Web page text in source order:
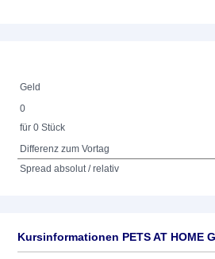
Geld
0
für 0 Stück
Differenz zum Vortag
Spread absolut / relativ
Kursinformationen PETS AT HOME